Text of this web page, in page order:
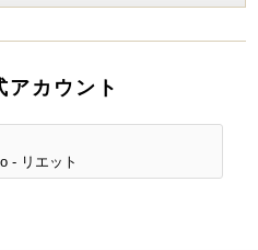
カウント
- リエット